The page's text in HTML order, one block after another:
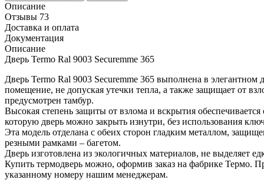
Описание
Отзывы 73
Доставка и оплата
Документация
Описание
Дверь Termo Ral 9003 Securemme 365
Дверь Termo Ral 9003 Securemme 365 выполнена в
помещение, не допуская утечки тепла, а также защищает от
предусмотрен тамбур.
Высокая степень защиты от взлома и вскрытия
которую дверь можно закрыть изнутри, без использования
Эта модель отделана с обеих сторон гладким металлом,
резными рамками – багетом.
Дверь изготовлена из экологичных материалов, не выделяет
Купить термодверь можно, оформив заказ на фабрике Термо.
указанному номеру нашим менеджерам.